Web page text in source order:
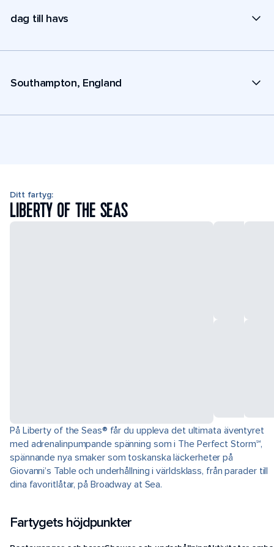
dag till havs
Southampton, England
Ditt fartyg:
LIBERTY OF THE SEAS
På Liberty of the Seas® får du uppleva det ultimata äventyret
med adrenalinpumpande spänning som i The Perfect Storm℠,
spännande nya smaker som toskanska läckerheter på
Giovanni’s Table och underhållning i världsklass, från parader till
dina favoritlåtar, på Broadway at Sea.
Fartygets höjdpunkter